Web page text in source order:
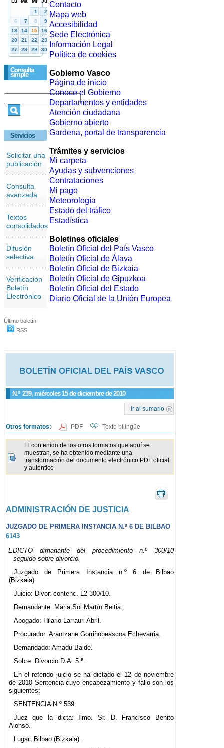
Consulta
simple
Servicios
Solicitar una
publicación
Consulta
avanzada
Textos
consolidados
Difusión
selectiva
Verificación
Boletín
Electrónico
Último boletín
RSS
N.º 239, miércoles 15 de diciembre de 2010
Ir al sumario
Otros formatos: PDF Texto bilingüe
El contenido de los otros formatos que aquí se
muestran, se ha obtenido mediante una
transformación del documento electrónico PDF oficial
y auténtico
ADMINISTRACIÓN DE JUSTICIA
JUZGADO DE PRIMERA INSTANCIA N.º 6 DE BILBAO
6143
EDICTO dimanante del procedimiento n.º 300/10
seguido sobre divorcio.
Juzgado de Primera Instancia n.º 6 de Bilbao
(Bizkaia).
Juicio: Divor. contenc. L2 300/10.
Demandante: Maria Sol Martín Beitia.
Abogado: Hilario Larrauri Abril.
Procurador: Arantzane Gorriñobeascoa Echevarria.
Demandado: Amadu Balde.
Sobre: Divorcio D.A. 5.ª.
En el referido juicio se ha dictado el 12 de noviembre
de 2010 Sentencia cuyo encabezamiento y fallo son los
siguientes:
SENTENCIA N.º 539
Juez que la dicta: Ilmo. Sr. D. Francisco Benito
Alonso.
Lugar: Bilbao (Bizkaia).
Contacto
Mapa web
Accesibilidad
Sede Electrónica
Información Legal
Política de cookies
Gobierno Vasco
Página de inicio
Conoce el Gobierno
Departamentos y entidades
Atención ciudadana
Gobierno abierto
Gardena, portal de transparencia
Trámites y servicios
Mi carpeta
Ayudas y subvenciones
Contrataciones
Mi pago
Meteorología
Estado del tráfico
Estadística
Boletines oficiales
Boletín Oficial del País Vasco
Boletín Oficial de Álava
Boletín Oficial de Bizkaia
Boletín Oficial de Gipuzkoa
Boletín Oficial del Estado
Diario Oficial de la Unión Europea